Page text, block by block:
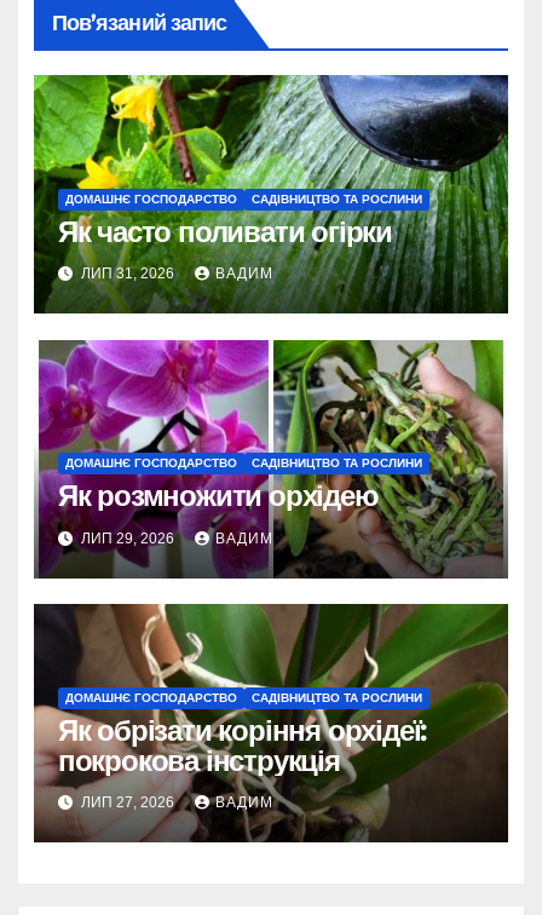
Пов’язаний запис
ДОМАШНЄ ГОСПОДАРСТВО САДІВНИЦТВО ТА РОСЛИНИ
Як часто поливати огірки
ЛИП 31, 2026 ВАДИМ
ДОМАШНЄ ГОСПОДАРСТВО САДІВНИЦТВО ТА РОСЛИНИ
Як розмножити орхідею
ЛИП 29, 2026 ВАДИМ
ДОМАШНЄ ГОСПОДАРСТВО САДІВНИЦТВО ТА РОСЛИНИ
Як обрізати коріння орхідеї:
покрокова інструкція
ЛИП 27, 2026 ВАДИМ